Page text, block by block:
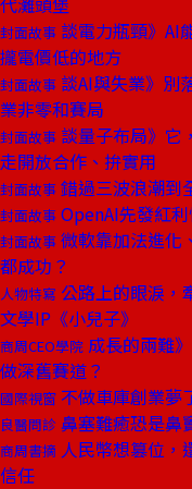
封面故事 談電力瓶頸》AI
攏電價低的地方
封面故事 談AI與失業》別
業非零和賽局
封面故事 談量子布局》它
走開放合作、拚實用
封面故事 錯過三波浪潮到
封面故事 OpenAI先發紅
封面故事 微軟靠加法進化
都成功？
人物特寫 公路上的眼淚，
文學IP《小兒子》
商周CEO學院 成長的兩難
做深舊賽道？
國際視窗 不做車庫創業夢
良醫問診 鼻塞難癒恐是鼻
商周書摘 人民幣想篡位，
信任